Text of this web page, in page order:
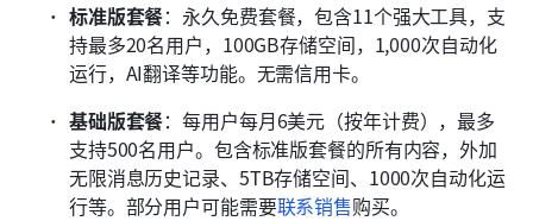
标准版套餐：永久免费套餐，包含11个强大工具，支
持最多20名用户，100GB存储空间，1,000次自动化
运行，AI翻译等功能。无需信用卡。
基础版套餐：每用户每月6美元（按年计费），最多
支持500名用户。包含标准版套餐的所有内容，外加
无限消息历史记录、5TB存储空间、1000次自动化运
行等。部分用户可能需要联系销售购买。